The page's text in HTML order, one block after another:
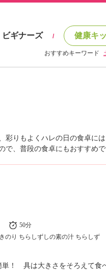
ビギナーズ / 健康キ
おすすめキーワード
彩りもよくハレの日の食卓には
、普段の食卓にもおすすめで
50分
のり ちらしずしの素の汁 ちらしず
単！ 具は大きさをそろえて食